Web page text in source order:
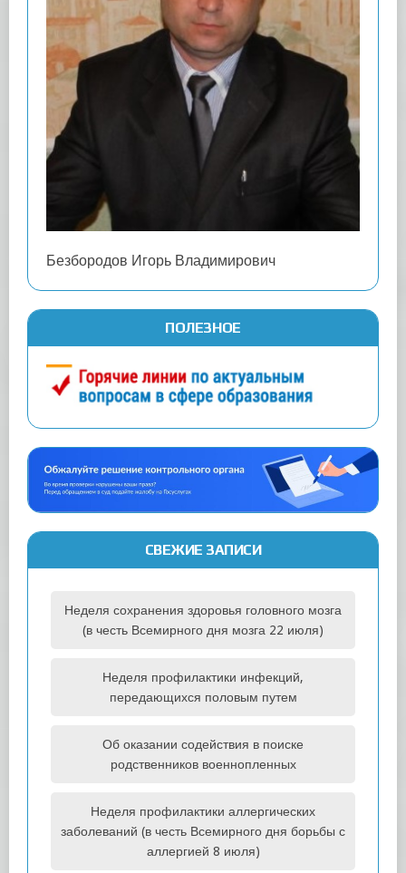
Безбородов Игорь Владимирович
ПОЛЕЗНОЕ
СВЕЖИЕ ЗАПИСИ
Неделя сохранения здоровья головного мозга
(в честь Всемирного дня мозга 22 июля)
Неделя профилактики инфекций,
передающихся половым путем
Об оказании содействия в поиске
родственников военнопленных
Неделя профилактики аллергических
заболеваний (в честь Всемирного дня борьбы с
аллергией 8 июля)